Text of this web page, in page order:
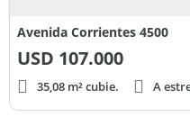
Avenida Corrientes 4500
USD 107.000
35,08 m² cubie. A